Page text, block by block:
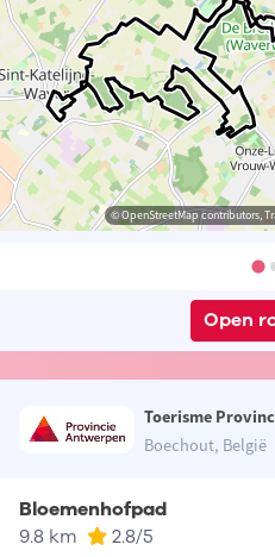
© OpenStreetMap contributors,
Open
Toerisme
Boechout, België
Bloemenhofpad
9.8 km 2.8/5